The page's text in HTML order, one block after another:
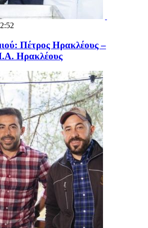
Πέτρος Ηρακλέους –
Ηρακλέους